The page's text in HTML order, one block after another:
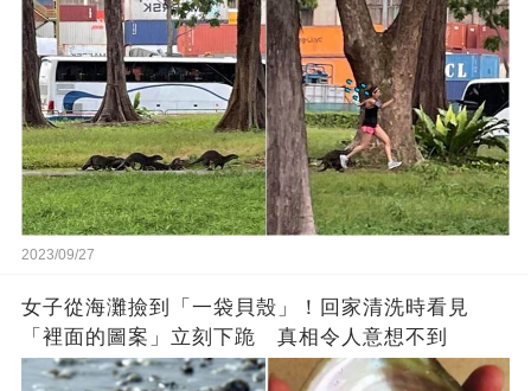
2023/09/27
女子從海灘撿到「一袋貝殼」！回家清洗時看見
「裡面的圖案」立刻下跪 真相令人意想不到